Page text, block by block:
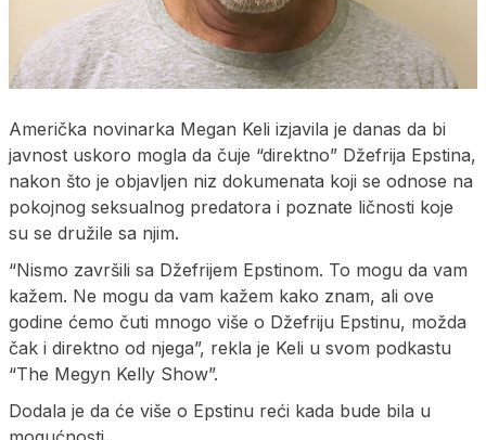
Američka novinarka Megan Keli izjavila je danas da bi
javnost uskoro mogla da čuje “direktno” Džefrija Epstina,
nakon što je objavljen niz dokumenata koji se odnose na
pokojnog seksualnog predatora i poznate ličnosti koje
su se družile sa njim.
“Nismo završili sa Džefrijem Epstinom. To mogu da vam
kažem. Ne mogu da vam kažem kako znam, ali ove
godine ćemo čuti mnogo više o Džefriju Epstinu, možda
čak i direktno od njega”, rekla je Keli u svom podkastu
“The Megyn Kelly Show”.
Dodala je da će više o Epstinu reći kada bude bila u